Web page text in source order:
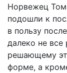
Норвежец
подошли к
в пользу
далеко не все
решающему
форме, а